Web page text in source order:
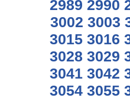
2989 2990
3002 3003
3015 3016
3028 3029
3041 3042
3054 3055